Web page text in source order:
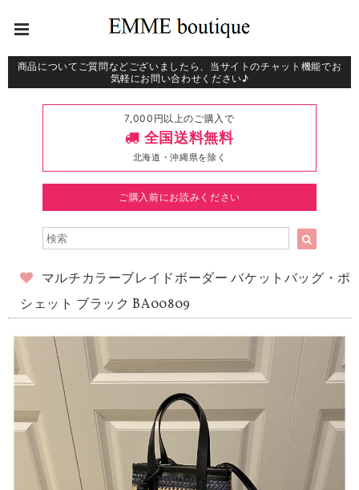
商品についてご質問などございましたら、当サイトのチャット機能でお
気軽にお問い合わせください♪
7,000円以上のご購入で
全国送料無料
北海道・沖縄県を除く
ご購入前にお読みください
マルチカラーブレイドボーダー バケットバッグ・ポ
シェット ブラック BA00809